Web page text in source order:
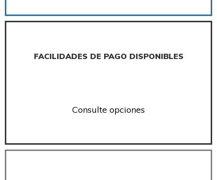
FACILIDADES DE PAGO DISPONIBLES
Consulte opciones